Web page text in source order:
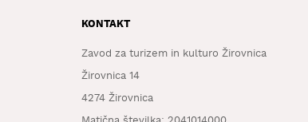
KONTAKT
Zavod za turizem in kulturo Žirovnica
Žirovnica 14
4274 Žirovnica